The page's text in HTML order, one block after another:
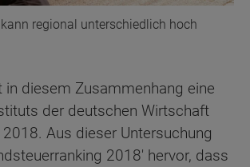
regional unterschiedlich hoch
in diesem Zusammenhang eine
der deutschen Wirtschaft
Aus dieser Untersuchung
2018' hervor, dass